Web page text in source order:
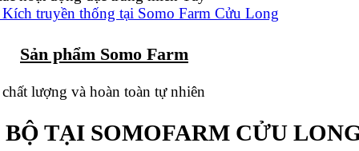
Sản phẩm Somo Farm
lượng và hoàn toàn tự nhiên
TẠI SOMOFARM CỬU